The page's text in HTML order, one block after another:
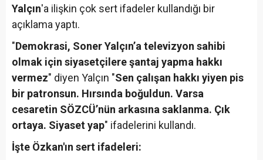
Yalçın'a ilişkin çok sert ifadeler kullandığı bir
açıklama yaptı.
"Demokrasi, Soner Yalçın’a televizyon sahibi
olmak için siyasetçilere şantaj yapma hakkı
vermez" diyen Yalçın "Sen çalışan hakkı yiyen pis
bir patronsun. Hırsında boğuldun. Varsa
cesaretin SÖZCÜ’nün arkasına saklanma. Çık
ortaya. Siyaset yap" ifadelerini kullandı.
İşte Özkan'ın sert ifadeleri: